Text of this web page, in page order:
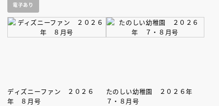
電子あり
ディズニーファン ２０２６
年 ８月号
たのしい幼稚園 ２０２６年
７・８月号